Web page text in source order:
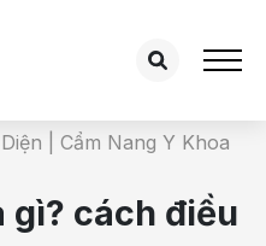
| Cẩm Nang Y Khoa
gì? cách điều